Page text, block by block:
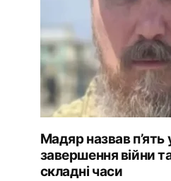
Мадяр назвав
завершення війни
складні часи